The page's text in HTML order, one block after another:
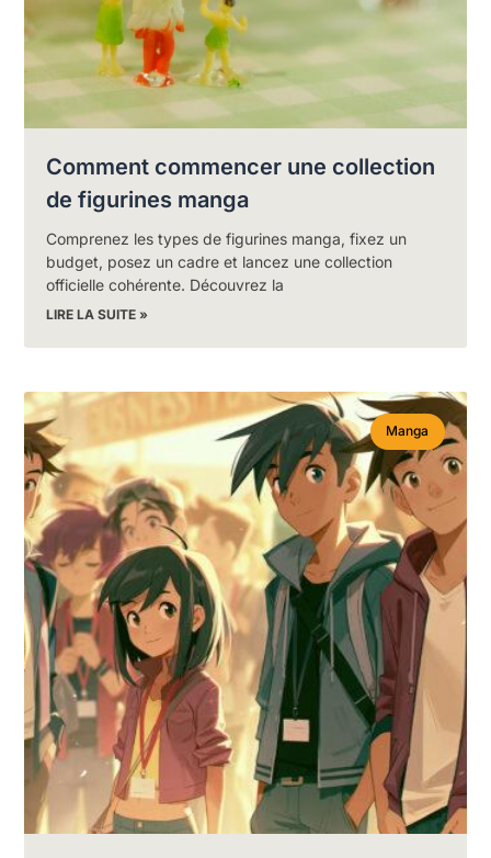
Comment commencer une collection
de figurines manga
Comprenez les types de figurines manga, fixez un
budget, posez un cadre et lancez une collection
officielle cohérente. Découvrez la
LIRE LA SUITE »
Manga